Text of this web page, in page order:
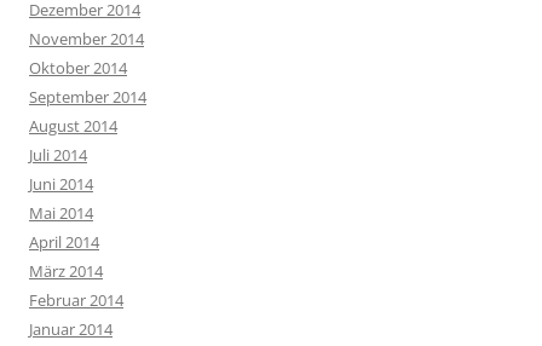
Dezember 2014
November 2014
Oktober 2014
September 2014
August 2014
Juli 2014
Juni 2014
Mai 2014
April 2014
März 2014
Februar 2014
Januar 2014